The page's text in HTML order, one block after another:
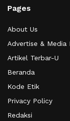
Pages
About Us
Advertise & Media
Artikel Terbar-U
Beranda
Kode Etik
Privacy Policy
Redaksi